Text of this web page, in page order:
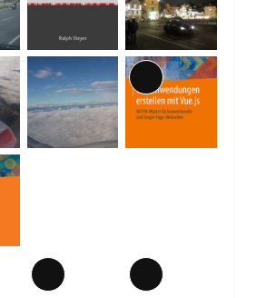
Beschreibung
Lange
Beschreibung
Lange
Lange